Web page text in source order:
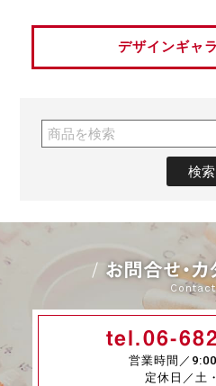
デザインギャ
お問合せ・
tel.06-
営業時間／
定休日／土